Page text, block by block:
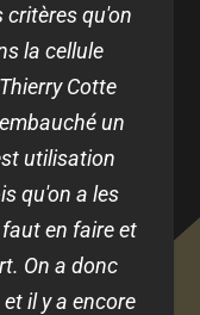
critères qu'on
la cellule
Cotte
un
utilisation
qu'on a les
en faire et
On a donc
il y a encore